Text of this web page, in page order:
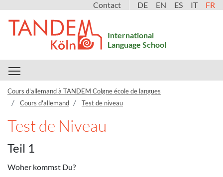
Contact DE EN ES IT FR
International
Language School
Cours d'allemand à TANDEM Colgne école de langues
Cours d'allemand
Test de niveau
Test de Niveau
Teil 1
Woher kommst Du?